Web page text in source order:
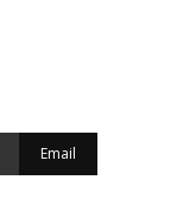
Email